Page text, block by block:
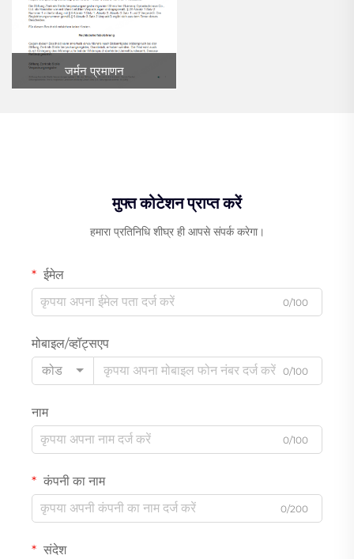
जर्मन प्रमाणन
मुफ्त कोटेशन प्राप्त करें
हमारा प्रतिनिधि शीघ्र ही आपसे संपर्क करेगा।
ईमेल
0/100
मोबाइल/व्हॉट्सएप
कोड
0/100
नाम
0/100
कंपनी का नाम
0/200
संदेश